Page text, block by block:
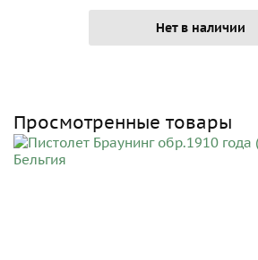
Нет в наличии
Просмотренные товары